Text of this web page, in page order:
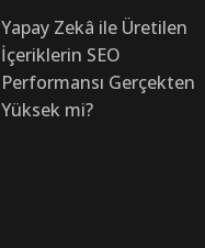
Yapay Zekâ ile Üretilen
İçeriklerin SEO
Performansı Gerçekten
Yüksek mi?